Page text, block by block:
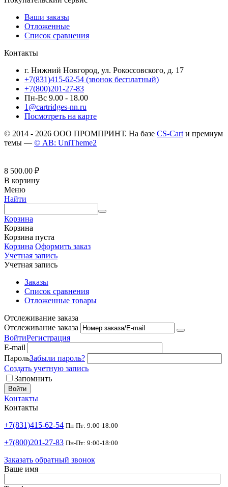
Ваши заказы
Отложенные
Список сравнения
Контакты
г. Нижний Новгород, ул. Рокоссовского, д. 17
+7(831)415-62-54 (звонок бесплатный)
+7(800)201-27-83
Пн-Вс 9.00 - 18.00
1@cartridges-nn.ru
Посмотреть на карте
© 2014 - 2026 ООО ПРОМПРИНТ. На базе CS-Cart и премиум
темы — © AB: UniTheme2
8 500.00 ₽
В корзину
Меню
Найти
Корзина
Корзина
Корзина пуста
Корзина Оформить заказ
Учетная запись
Учетная запись
Заказы
Список сравнения
Отложенные товары
Отслеживание заказа
Отслеживание заказа
ВойтиРегистрация
E-mail
ПарольЗабыли пароль?
Создать учетную запись
Запомнить
Войти
Контакты
Контакты
+7(831)415-62-54 Пн-Пт: 9:00-18:00
+7(800)201-27-83 Пн-Пт: 9:00-18:00
Заказать обратный звонок
Ваше имя